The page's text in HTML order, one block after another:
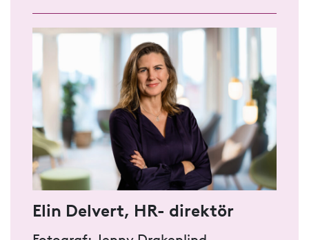
Elin Delvert, HR- direktör